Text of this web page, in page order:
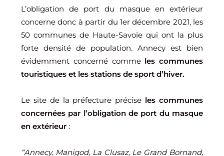
L’obligation de port du masque en extérieur
concerne donc à partir du 1er décembre 2021, les
50 communes de Haute-Savoie qui ont la plus
forte densité de population. Annecy est bien
évidemment concerné comme les communes
touristiques et les stations de sport d’hiver.
Le site de la préfecture précise les communes
concernées par l’obligation de port du masque
en extérieur :
“Annecy, Manigod, La Clusaz, Le Grand Bornand,